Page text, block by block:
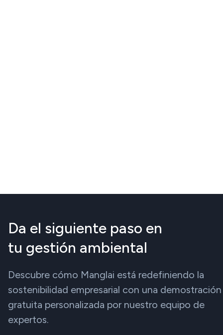
Da el siguiente paso en
tu gestión ambiental
Descubre cómo Manglai está redefiniendo la
sostenibilidad empresarial con una demostración
gratuita personalizada por nuestro equipo de
expertos.